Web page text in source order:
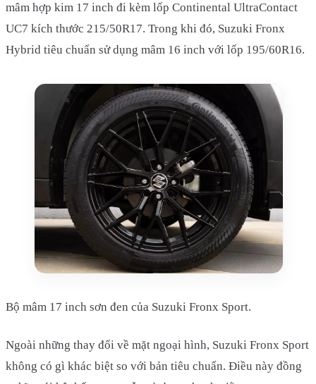
mâm hợp kim 17 inch đi kèm lốp Continental UltraContact
UC7 kích thước 215/50R17. Trong khi đó, Suzuki Fronx
Hybrid tiêu chuẩn sử dụng mâm 16 inch với lốp 195/60R16.
Bộ mâm 17 inch sơn đen của Suzuki Fronx Sport.
Ngoài những thay đổi về mặt ngoại hình, Suzuki Fronx Sport
không có gì khác biệt so với bản tiêu chuẩn. Điều này đồng